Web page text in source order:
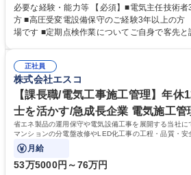
として、月次点検、年次点検が法令で義務付け
らの定期点検の他に24時間監視システムサー
よりも低価格で安心のメンテナンスサービスを
変電設備（キュービクル）保安点検・管理
必要な経験・能力等 【必須】■電気主任技術
方 ■高圧受変電設備保守のご経験3年以上の方 【働き方】■残業は少ない職
場です ■定期点検作業についてご自身で客先
仕事のやりがいも大きいため、社員満足度の高
細：http://www.esco-co.jp/cubicle/ 学歴・資格 学歴：大学院 大学 高専 短
大 専修学校 高校 語学力： 資格：第三種電気
通自動車
正社員
株式会社エスコ
【課長職/電気工事施工管理】年
士を活かす/急成長企業 電気施工管
省エネ製品の運用保守や電気設備工事を展開する当社に
マンションの分電盤改修やLED化工事の工程・品質・安
や居住者様との調整を担います。ゼネコン出
月給
53万5000円～76万円